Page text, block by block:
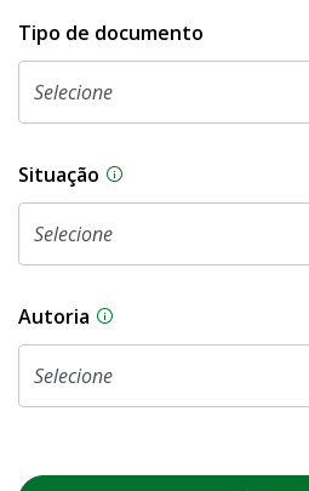
Tipo de documento
Situação Na CLDF, as
Autoria As proposições